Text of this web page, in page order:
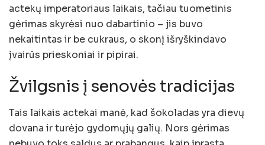
actekų imperatoriaus laikais, tačiau tuometinis
gėrimas skyrėsi nuo dabartinio – jis buvo
nekaitintas ir be cukraus, o skonį išryškindavo
įvairūs prieskoniai ir pipirai.
Žvilgsnis į senovės tradicijas
Tais laikais actekai manė, kad šokoladas yra dievų
dovana ir turėjo gydomųjų galių. Nors gėrimas